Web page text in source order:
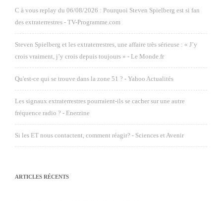
C à vous replay du 06/08/2026 : Pourquoi Steven Spielberg est si fan
des extraterrestres - TV-Programme.com
Steven Spielberg et les extraterrestres, une affaire très sérieuse : « J’y
crois vraiment, j’y crois depuis toujours » - Le Monde.fr
Qu'est-ce qui se trouve dans la zone 51 ? - Yahoo Actualités
Les signaux extraterrestres pourraient-ils se cacher sur une autre
fréquence radio ? - Enerzine
Si les ET nous contactent, comment réagir? - Sciences et Avenir
ARTICLES RÉCENTS